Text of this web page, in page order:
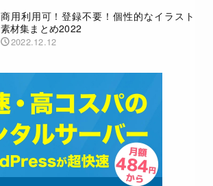
商用利用可！登録不要！個性的なイラスト
素材集まとめ2022
2022.12.12